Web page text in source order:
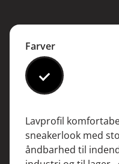
Farver
#000000
Lavprofil
sneakerlook med
åndbarhed til